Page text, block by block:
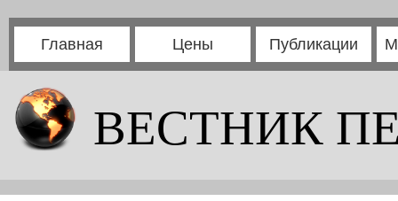
Главная Цены Публикации
ВЕСТНИК